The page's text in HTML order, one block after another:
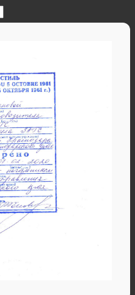
Беларуси
Казахстана
Украины